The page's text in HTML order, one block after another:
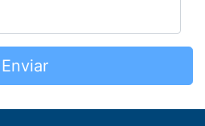
Enviar